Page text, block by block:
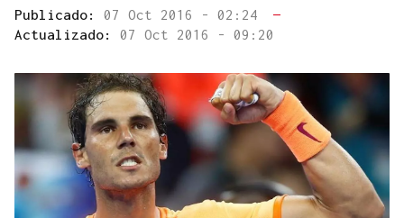
Publicado: 07 Oct 2016 - 02:24
—
Actualizado: 07 Oct 2016 - 09:20